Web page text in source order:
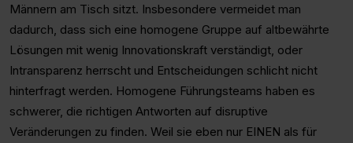
Männern am Tisch sitzt. Insbesondere vermeidet man
dadurch, dass sich eine homogene Gruppe auf altbewährte
Lösungen mit wenig Innovationskraft verständigt, oder
Intransparenz herrscht und Entscheidungen schlicht nicht
hinterfragt werden. Homogene Führungsteams haben es
schwerer, die richtigen Antworten auf disruptive
Veränderungen zu finden. Weil sie eben nur EINEN als für